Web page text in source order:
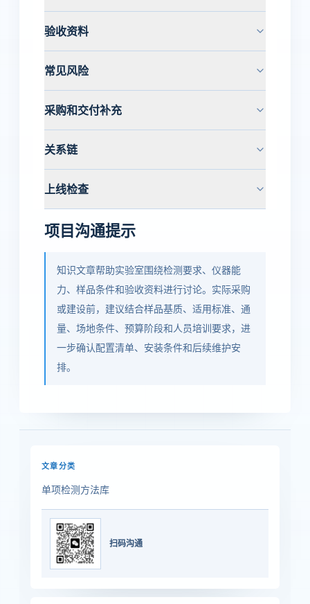
验收资料
常见风险
采购和交付补充
关系链
上线检查
项目沟通提示
知识文章帮助实验室围绕检测要求、仪器能
力、样品条件和验收资料进行讨论。实际采购
或建设前，建议结合样品基质、适用标准、通
量、场地条件、预算阶段和人员培训要求，进
一步确认配置清单、安装条件和后续维护安
排。
文章分类
单项检测方法库
扫码沟通